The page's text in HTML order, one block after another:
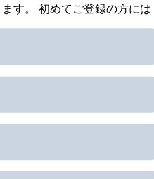
す。 初めてご登録の方には